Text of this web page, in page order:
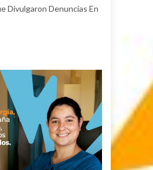
Divulgaron Denuncias En